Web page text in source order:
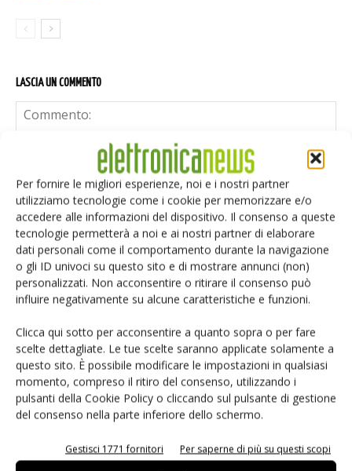
Per fornire le migliori esperienze, noi e i nostri partner
utilizziamo tecnologie come i cookie per memorizzare e/o
accedere alle informazioni del dispositivo. Il consenso a queste
tecnologie permetterà a noi e ai nostri partner di elaborare
dati personali come il comportamento durante la navigazione
o gli ID univoci su questo sito e di mostrare annunci (non)
personalizzati. Non acconsentire o ritirare il consenso può
influire negativamente su alcune caratteristiche e funzioni.
Clicca qui sotto per acconsentire a quanto sopra o per fare
scelte dettagliate. Le tue scelte saranno applicate solamente a
questo sito. È possibile modificare le impostazioni in qualsiasi
momento, compreso il ritiro del consenso, utilizzando i
pulsanti della Cookie Policy o cliccando sul pulsante di gestione
del consenso nella parte inferiore dello schermo.
Gestisci 1771 fornitori Per saperne di più su questi scopi
LASCIA UN COMMENTO
Salva il mio nome, email e sito web in questo browser per i
prossimi commenti.